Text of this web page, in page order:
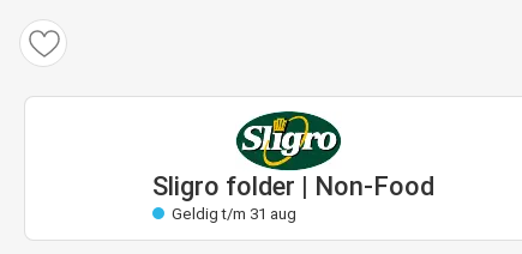
Sligro folder | Non-Food
Geldig t/m 31 aug